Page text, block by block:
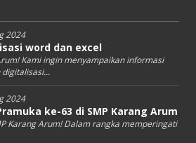
2024
word dan excel
Kami ingin menyampaikan informasi
2024
ke-63 di SMP Karang Arum
Karang Arum! Dalam rangka memperingati